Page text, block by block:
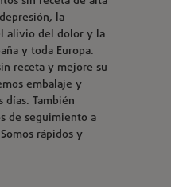
la
alivio del dolor y la
y toda Europa.
receta y mejore su
embalaje y
También
de seguimiento a
rápidos y